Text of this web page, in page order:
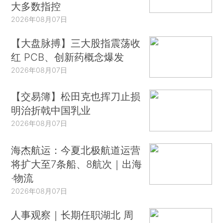
大多数指控
2026年08月07日
【大盘脉搏】三大股指震荡收
红 PCB、创新药概念爆发
2026年08月07日
【交易簿】松田克也挥刀止损
明治折戟中国乳业
2026年08月07日
海杰航运：今夏北极航道运营
将扩大至7条船、8航次｜出海
·物流
2026年08月07日
人事观察｜长期任职湖北 周